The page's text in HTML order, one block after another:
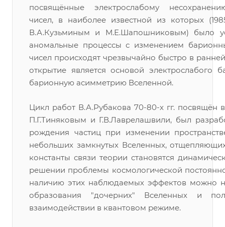
посвящённые электрослабому
чисел, в наиболее известной из которых
В.А.Кузьминым и М.Е.Шапошниковым) было
аномальные процессы с изменением
чисел происходят чрезвычайно быстро в
открытие является основой электрослабого
барионную асимметрию Вселенной.
Цикл работ В.А.Рубакова 70-80-х гг. посвящён
П.Г.Тиняковым и Г.В.Лаврелашвили, был
рождения частиц при изменении
небольших замкнутых Вселенных,
константы связи теории становятся
решении проблемы космологической
наличию этих наблюдаемых эффектов можно
образования "дочерних" Вселенных и
взаимодействии в квантовом режиме.